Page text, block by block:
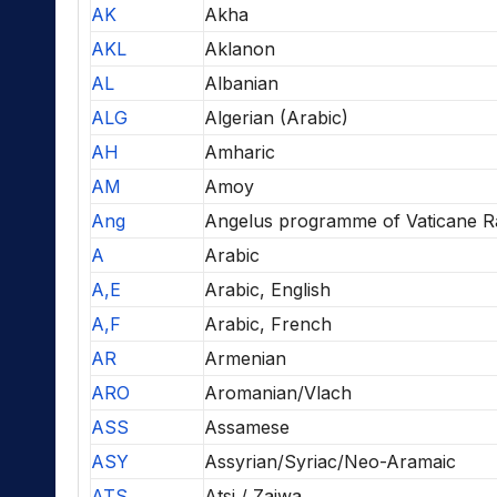
AK
Akha
AKL
Aklanon
AL
Albanian
ALG
Algerian (Arabic)
AH
Amharic
AM
Amoy
Ang
Angelus programme of Vaticane
A
Arabic
A,E
Arabic, English
A,F
Arabic, French
AR
Armenian
ARO
Aromanian/Vlach
ASS
Assamese
ASY
Assyrian/Syriac/Neo-Aramaic